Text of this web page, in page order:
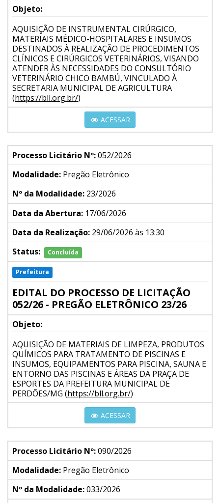
Objeto:
AQUISIÇÃO DE INSTRUMENTAL CIRÚRGICO,
MATERIAIS MÉDICO-HOSPITALARES E INSUMOS
DESTINADOS À REALIZAÇÃO DE PROCEDIMENTOS
CLÍNICOS E CIRÚRGICOS VETERINÁRIOS, VISANDO
ATENDER ÀS NECESSIDADES DO CONSULTÓRIO
VETERINÁRIO CHICO BAMBÚ, VINCULADO À
SECRETARIA MUNICIPAL DE AGRICULTURA
(https://bll.org.br/)
ACESSAR
Processo Licitário Nº:052/2026
Modalidade: Pregão Eletrônico
Nº da Modalidade: 23/2026
Data da Abertura: 17/06/2026
Data da Realização: 29/06/2026 às 13:30
Status:
Concluída
Prefeitura
EDITAL DO PROCESSO DE LICITAÇÃO
052/26 - PREGÃO ELETRÔNICO 23/26
Objeto:
AQUISIÇÃO DE MATERIAIS DE LIMPEZA, PRODUTOS
QUÍMICOS PARA TRATAMENTO DE PISCINAS E
INSUMOS, EQUIPAMENTOS PARA PISCINA, SAUNA E
ENTORNO DAS PISCINAS E ÁREAS DA PRAÇA DE
ESPORTES DA PREFEITURA MUNICIPAL DE
PERDÕES/MG (https://bll.org.br/)
ACESSAR
Processo Licitário Nº:090/2026
Modalidade: Pregão Eletrônico
Nº da Modalidade:033/2026